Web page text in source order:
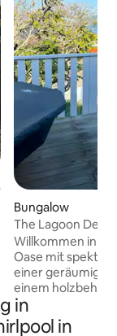
Bewertung:
Bungalow
The Lagoon Deck
• WLAN •
Willkommen in
Oase mit
einer
einem
Gasgrill und
gelegen, nur
in
in